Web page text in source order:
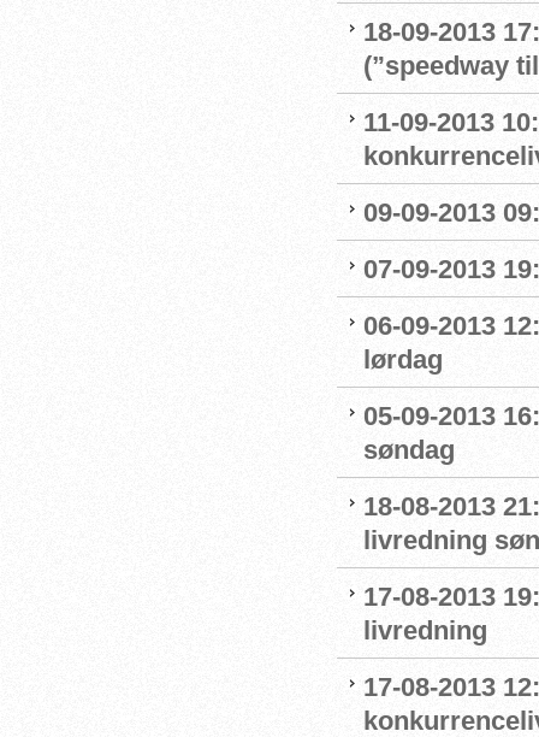
18-09-2013
(”speedway
11-09-2013
09-09-2013
07-09-2013
06-09-2013
lørdag
05-09-2013
søndag
18-08-2013
livredning
17-08-2013
livredning
17-08-2013